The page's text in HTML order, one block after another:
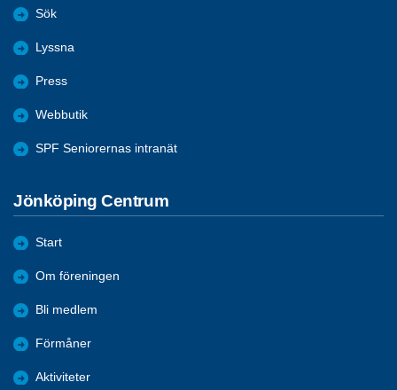
Sök
Lyssna
Press
Webbutik
SPF Seniorernas intranät
Jönköping Centrum
Start
Om föreningen
Bli medlem
Förmåner
Aktiviteter